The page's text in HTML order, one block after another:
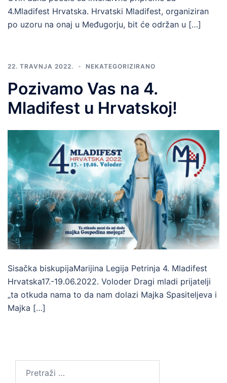
4.Mladifest Hrvatska. Hrvatski Mladifest, organiziran
po uzoru na onaj u Međugorju, bit će održan u […]
22. TRAVNJA 2022. NEKATEGORIZIRANO
Pozivamo Vas na 4.
Mladifest u Hrvatskoj!
Sisačka biskupijaMarijina Legija Petrinja 4. Mladifest
Hrvatska17.-19.06.2022. Voloder Dragi mladi prijatelji
„ta otkuda nama to da nam dolazi Majka Spasiteljeva i
Majka […]